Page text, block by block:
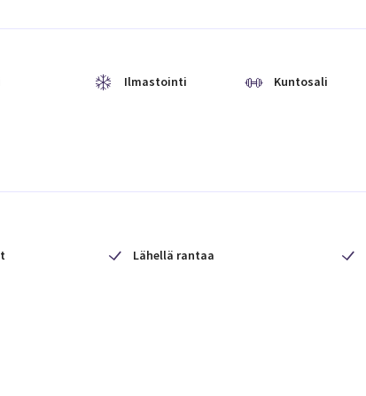
Ilmastointi Kuntosali
Lähellä rantaa